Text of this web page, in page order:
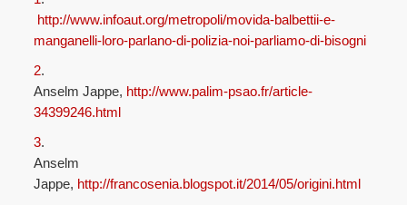
http://www.infoaut.org/metropoli/movida-balbettii-e-
manganelli-loro-parlano-di-polizia-noi-parliamo-di-bisogni
2.
Anselm Jappe, http://www.palim-psao.fr/article-
34399246.html
3.
Anselm
Jappe, http://francosenia.blogspot.it/2014/05/origini.html